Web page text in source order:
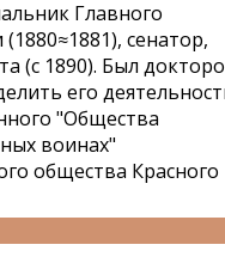
Главного
сенатор,
(с 1890). Был
его
"Общества
воинах"
общества Красного